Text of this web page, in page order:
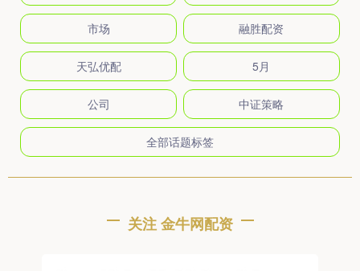
市场 融胜配资
天弘优配 5月
公司 中证策略
全部话题标签
关注 金牛网配资